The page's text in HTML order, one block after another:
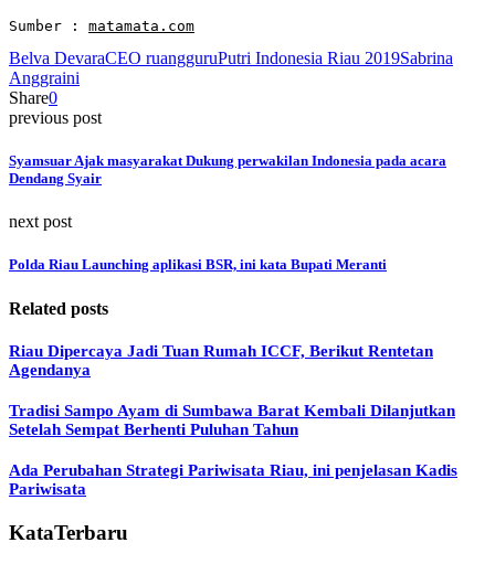
Sumber : matamata.com
Belva DevaraCEO ruangguruPutri Indonesia Riau 2019Sabrina
Anggraini
Share0
previous post
Syamsuar Ajak masyarakat Dukung perwakilan Indonesia pada acara
Dendang Syair
next post
Polda Riau Launching aplikasi BSR, ini kata Bupati Meranti
Related posts
Riau Dipercaya Jadi Tuan Rumah ICCF, Berikut Rentetan
Agendanya
Tradisi Sampo Ayam di Sumbawa Barat Kembali Dilanjutkan
Setelah Sempat Berhenti Puluhan Tahun
Ada Perubahan Strategi Pariwisata Riau, ini penjelasan Kadis
Pariwisata
KataTerbaru